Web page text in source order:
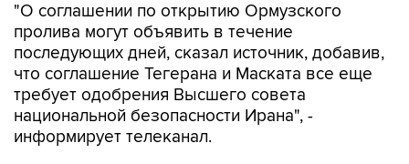
"О соглашении по открытию Ормузского
пролива могут объявить в течение
последующих дней, сказал источник, добавив,
что соглашение Тегерана и Маската все еще
требует одобрения Высшего совета
национальной безопасности Ирана", -
информирует телеканал.